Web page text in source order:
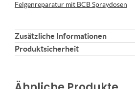
Felgenreparatur mit BCB Spraydosen
Zusätzliche Informationen
Produktsicherheit